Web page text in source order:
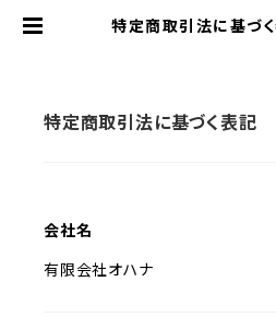
特定商取引法に基づ
特定商取引法に基づく表記
会社名
有限会社オハナ